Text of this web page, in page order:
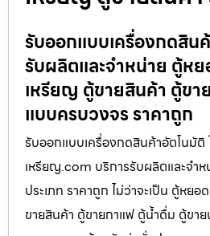
รับออกแบบเครื่องกดสิน
รับผลิตและจำหน่าย ตู้ห
เหรียญ ตู้ขายสินค้า ตู้ข
แบบครบวงจร ราคาถูก
รับออกแบบเครื่องกดสินค้า​อัตโนมัติ
เหรียญ.com บริการรับผลิตและจำ
ประเภท ราคาถูก ไม่ว่าจะเป็น ตู้หย
ขายสินค้า ตู้ขายกาแฟ ตู้น้ำดื่ม ตู้ขา